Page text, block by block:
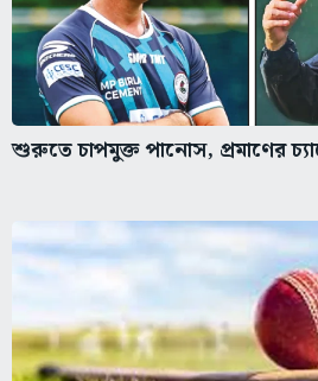
শুরুতে চাপমুক্ত পানোস, প্রমাণের